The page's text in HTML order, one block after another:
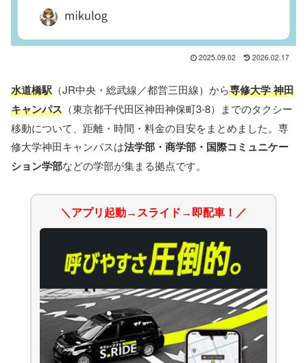
2025.09.02 2026.02.17
水道橋駅 （JR中央・総武線／都営三田線）から専修大学 神田
キャンパス （東京都千代田区神田神保町3-8）までのタクシー
移動について、距離・時間・料金の目安をまとめました。専
修大学神田キャンパスは法学部・商学部・国際コミュニケー
ション学部などの学部が集まる拠点です。
＼アプリ起動→スライド→即配車！／